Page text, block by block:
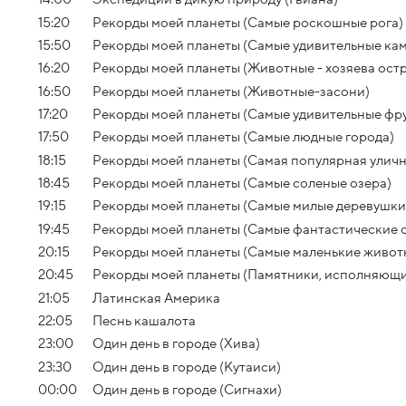
15:20
Рекорды моей планеты (Самые роскошные рога)
15:50
Рекорды моей планеты (Самые удивительные
16:20
Рекорды моей планеты (Животные - хозяева
16:50
Рекорды моей планеты (Животные-засони)
17:20
Рекорды моей планеты (Самые удивительные
17:50
Рекорды моей планеты (Самые людные города)
18:15
Рекорды моей планеты (Самая популярная
18:45
Рекорды моей планеты (Самые соленые озера)
19:15
Рекорды моей планеты (Самые милые
19:45
Рекорды моей планеты (Самые фантастические
20:15
Рекорды моей планеты (Самые маленькие
20:45
Рекорды моей планеты (Памятники,
21:05
Латинская Америка
22:05
Песнь кашалота
23:00
Один день в городе (Хива)
23:30
Один день в городе (Кутаиси)
00:00
Один день в городе (Сигнахи)